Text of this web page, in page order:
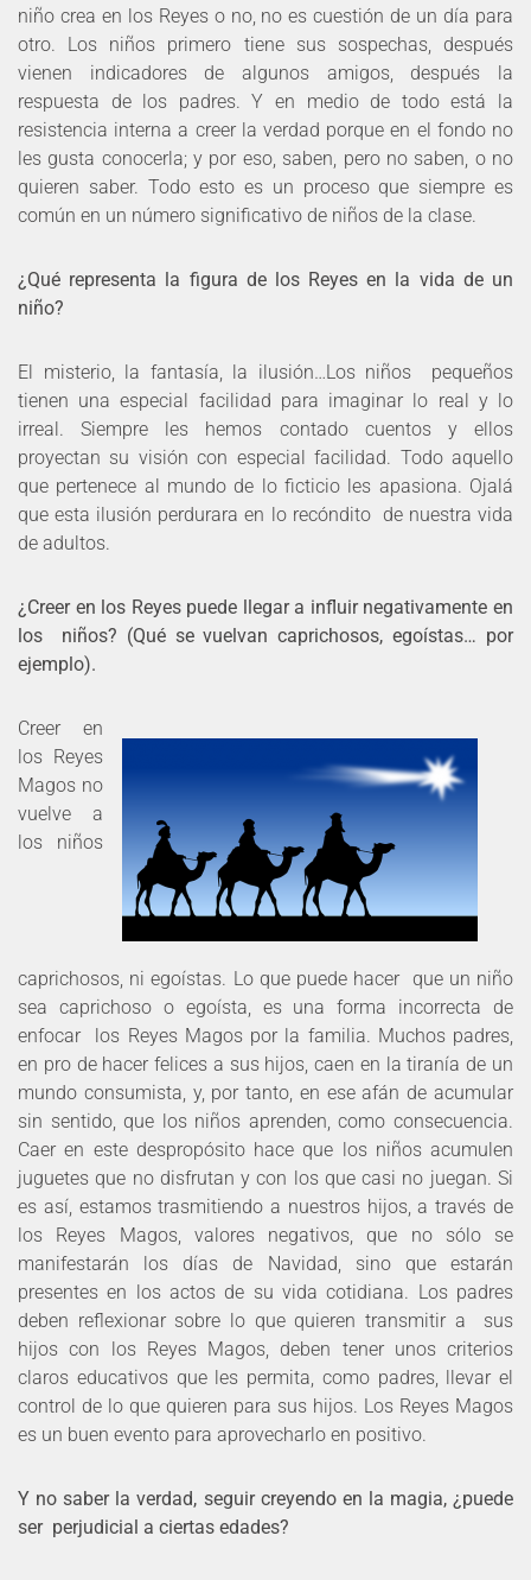
niño crea en los Reyes o no, no es cuestión de un día para
otro. Los niños primero tiene sus sospechas, después
vienen indicadores de algunos amigos, después la
respuesta de los padres. Y en medio de todo está la
resistencia interna a creer la verdad porque en el fondo no
les gusta conocerla; y por eso, saben, pero no saben, o no
quieren saber. Todo esto es un proceso que siempre es
común en un número significativo de niños de la clase.
¿Qué representa la figura de los Reyes en la vida de un
niño?
El misterio, la fantasía, la ilusión…Los niños pequeños
tienen una especial facilidad para imaginar lo real y lo
irreal. Siempre les hemos contado cuentos y ellos
proyectan su visión con especial facilidad. Todo aquello
que pertenece al mundo de lo ficticio les apasiona. Ojalá
que esta ilusión perdurara en lo recóndito de nuestra vida
de adultos.
¿Creer en los Reyes puede llegar a influir negativamente en
los niños? (Qué se vuelvan caprichosos, egoístas… por
ejemplo).
Creer en
los Reyes
Magos no
vuelve a
los niños
caprichosos, ni egoístas. Lo que puede hacer que un niño
sea caprichoso o egoísta, es una forma incorrecta de
enfocar los Reyes Magos por la familia. Muchos padres,
en pro de hacer felices a sus hijos, caen en la tiranía de un
mundo consumista, y, por tanto, en ese afán de acumular
sin sentido, que los niños aprenden, como consecuencia.
Caer en este despropósito hace que los niños acumulen
juguetes que no disfrutan y con los que casi no juegan. Si
es así, estamos trasmitiendo a nuestros hijos, a través de
los Reyes Magos, valores negativos, que no sólo se
manifestarán los días de Navidad, sino que estarán
presentes en los actos de su vida cotidiana. Los padres
deben reflexionar sobre lo que quieren transmitir a sus
hijos con los Reyes Magos, deben tener unos criterios
claros educativos que les permita, como padres, llevar el
control de lo que quieren para sus hijos. Los Reyes Magos
es un buen evento para aprovecharlo en positivo.
Y no saber la verdad, seguir creyendo en la magia, ¿puede
ser perjudicial a ciertas edades?